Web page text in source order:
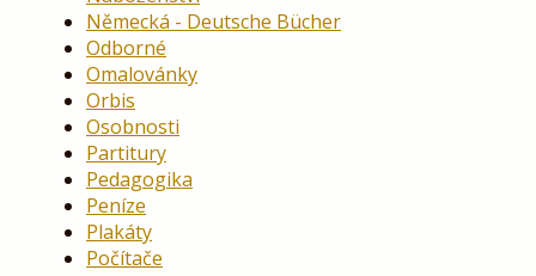
Německá - Deutsche Bücher
Odborné
Omalovánky
Orbis
Osobnosti
Partitury
Pedagogika
Peníze
Plakáty
Počítače